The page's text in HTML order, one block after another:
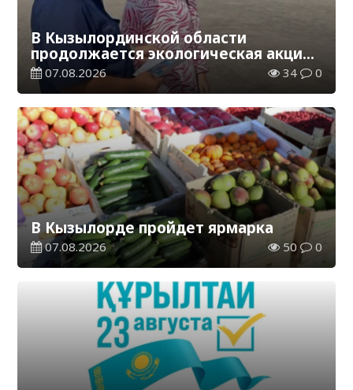
В Кызылординской области
продолжается экологическая акция
«Таза Қазақстан»
07.08.2026 34 0
В Кызылорде пройдет ярмарка
07.08.2026 50 0